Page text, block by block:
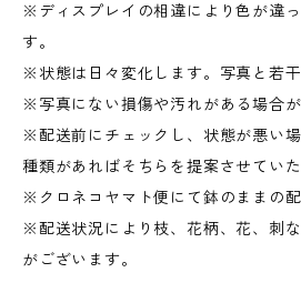
※ディスプレイの相違により色が違
す。
※状態は日々変化します。写真と若干
※写真にない損傷や汚れがある場合が
※配送前にチェックし、状態が悪い
種類があればそちらを提案させていた
※クロネコヤマト便にて鉢のままの配
※配送状況により枝、花柄、花、刺
がございます。